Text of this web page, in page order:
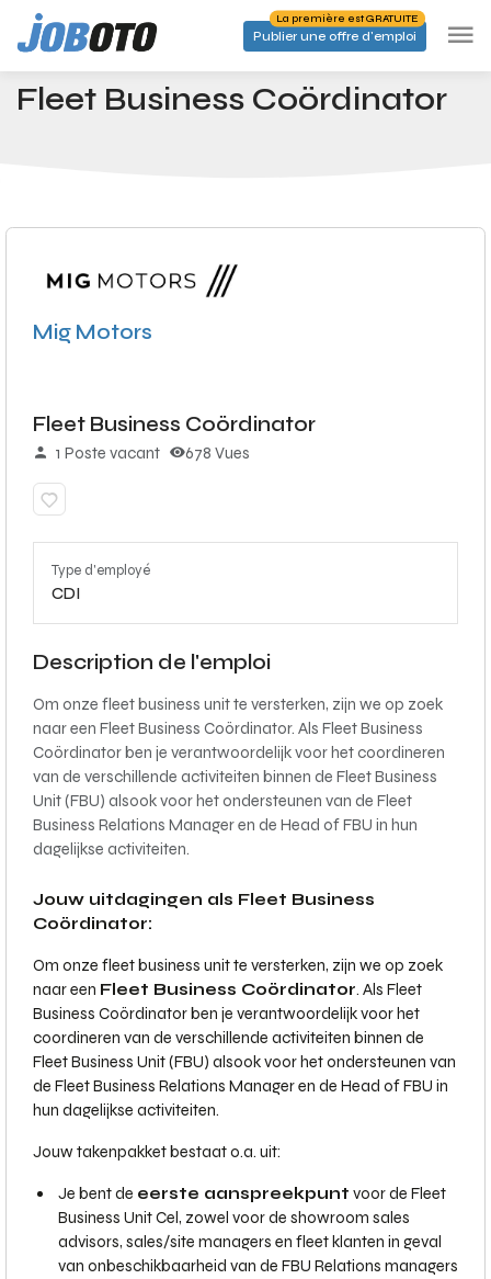
Skip to main content
Publier une offre d'emploi
La première est GRATUITE
Accueil Emplois Fleet Business Coördinator
Fleet Business Coördinator
Mig Motors
Fleet Business Coördinator
1 Poste vacant 678 Vues
Type d'employé
CDI
Description de l'emploi
Om onze fleet business unit te versterken, zijn we op zoek
naar een Fleet Business Coördinator. Als Fleet Business
Coördinator ben je verantwoordelijk voor het coordineren
van de verschillende activiteiten binnen de Fleet Business
Unit (FBU) alsook voor het ondersteunen van de Fleet
Business Relations Manager en de Head of FBU in hun
dagelijkse activiteiten.
Jouw uitdagingen als Fleet Business
Coördinator:
Om onze fleet business unit te versterken, zijn we op zoek
naar een Fleet Business Coördinator. Als Fleet
Business Coördinator ben je verantwoordelijk voor het
coordineren van de verschillende activiteiten binnen de
Fleet Business Unit (FBU) alsook voor het ondersteunen van
de Fleet Business Relations Manager en de Head of FBU in
hun dagelijkse activiteiten.
Jouw takenpakket bestaat o.a. uit:
Je bent de eerste aanspreekpunt voor de Fleet
Business Unit Cel, zowel voor de showroom sales
advisors, sales/site managers en fleet klanten in geval
van onbeschikbaarheid van de FBU Relations managers